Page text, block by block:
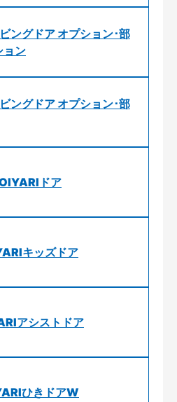
ングドア オプション･部
ョン
ングドア オプション･部
ドア
キッズドア
アシストドア
ひきドアW